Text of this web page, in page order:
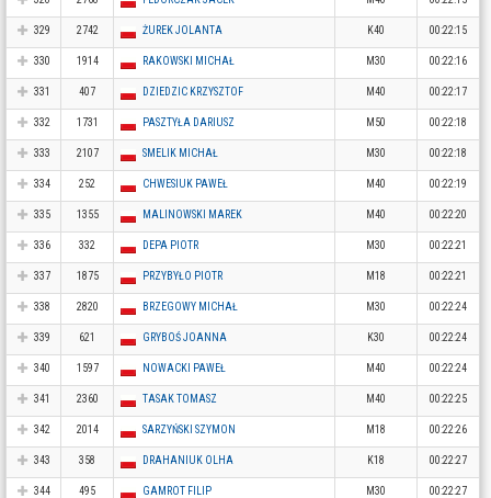
329 2742 ŻUREK JOLANTA K40 00:22:15
330 1914 RAKOWSKI MICHAŁ M30 00:22:16
331 407 DZIEDZIC KRZYSZTOF M40 00:22:17
332 1731 PASZTYŁA DARIUSZ M50 00:22:18
333 2107 SMELIK MICHAŁ M30 00:22:18
334 252 CHWESIUK PAWEŁ M40 00:22:19
335 1355 MALINOWSKI MAREK M40 00:22:20
336 332 DEPA PIOTR M30 00:22:21
337 1875 PRZYBYŁO PIOTR M18 00:22:21
338 2820 BRZEGOWY MICHAŁ M30 00:22:24
339 621 GRYBOŚ JOANNA K30 00:22:24
340 1597 NOWACKI PAWEŁ M40 00:22:24
341 2360 TASAK TOMASZ M40 00:22:25
342 2014 SARZYŃSKI SZYMON M18 00:22:26
343 358 DRAHANIUK OLHA K18 00:22:27
344 495 GAMROT FILIP M30 00:22:27